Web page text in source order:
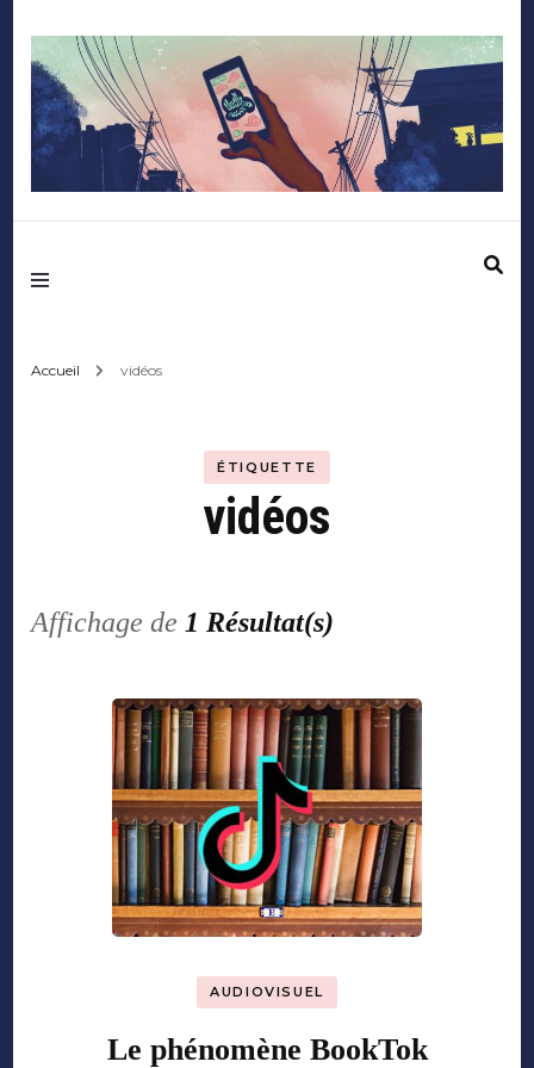
Mediafactory – Le
d'Audencia
Accueil vidéos
ÉTIQUETTE
vidéos
Affichage de 1 Résultat(s)
AUDIOVISUEL
Le phénomène BookTok